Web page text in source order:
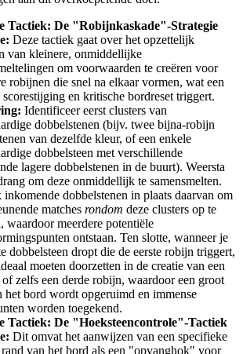
Tactiek: De "Robijnkaskade"-Strategie
Deze tactiek gaat over het opzettelijk
van kleinere, onmiddellijke
om voorwaarden te creëren voor
robijnen die snel na elkaar vormen, wat een
scorestijging en kritische bordreset triggert.
Identificeer eerst clusters van
dobbelstenen (bijv. twee bijna-robijn
van dezelfde kleur, of een enkele
dobbelsteen met verschillende
lagere dobbelstenen in de buurt). Weersta
om deze onmiddellijk te samensmelten.
dobbelstenen in plaats daarvan om
matches rondom deze clusters op te
waardoor meerdere potentiële
ontstaan. Ten slotte, wanneer je
dobbelsteen dropt die de eerste robijn triggert,
moeten doorzetten in de creatie van een
zelfs een derde robijn, waardoor een groot
het bord wordt opgeruimd en immense
worden toegekend.
Tactiek: De "Hoeksteencontrole"-Tactiek
Dit omvat het aanwijzen van een specifieke
van het bord als een "opvanghok" voor